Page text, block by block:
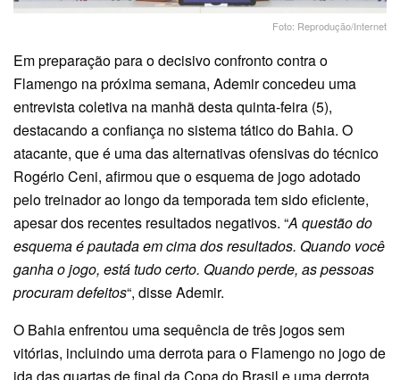
Foto: Reprodução/Internet
Em preparação para o decisivo confronto contra o
Flamengo na próxima semana, Ademir concedeu uma
entrevista coletiva na manhã desta quinta-feira (5),
destacando a confiança no sistema tático do Bahia. O
atacante, que é uma das alternativas ofensivas do técnico
Rogério Ceni, afirmou que o esquema de jogo adotado
pelo treinador ao longo da temporada tem sido eficiente,
apesar dos recentes resultados negativos. “A questão do
esquema é pautada em cima dos resultados. Quando você
ganha o jogo, está tudo certo. Quando perde, as pessoas
procuram defeitos“, disse Ademir.
O Bahia enfrentou uma sequência de três jogos sem
vitórias, incluindo uma derrota para o Flamengo no jogo de
ida das quartas de final da Copa do Brasil e uma derrota